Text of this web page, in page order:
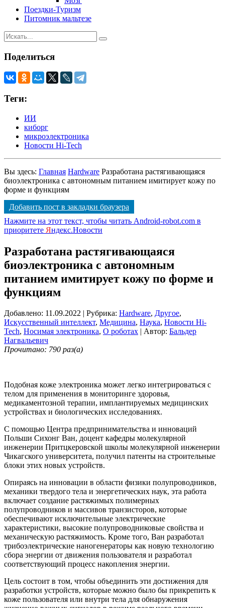
Поездки-Туризм
Питомник мальтезе
Поделиться
Теги:
ИИ
киборг
микроэлектроника
Новости Hi-Tech
Вы здесь: Главная Hardware Разработана растягивающаяся
биоэлектроника с автономным питанием имитирует кожу по
форме и функциям
Добавить пост в закладки браузера
Нажмите на этот текст, чтобы читать Android-robot.com в
приоритете Яндекс.Новости
Разработана растягивающаяся
биоэлектроника с автономным
питанием имитирует кожу по форме и
функциям
Добавлено: 11.09.2022 | Рубрика: Hardware, Другое,
Искусственный интеллект, Медицина, Наука, Новости Hi-
Tech, Носимая электроника, О роботах | Автор: Бальдер
Нагвальевич
Прочитано: 790 раз(а)
Подобная коже электроника может легко интегрироваться с
телом для применения в мониторинге здоровья,
медикаментозной терапии, имплантируемых медицинских
устройствах и биологических исследованиях.
С помощью Центра предпринимательства и инноваций
Польши Сихонг Ван, доцент кафедры молекулярной
инженерии Притцкеровской школы молекулярной инженерии
Чикагского университета, получил патенты на строительные
блоки этих новых устройств.
Опираясь на инновации в области физики полупроводников,
механики твердого тела и энергетических наук, эта работа
включает создание растяжимых полимерных
полупроводников и массивов транзисторов, которые
обеспечивают исключительные электрические
характеристики, высокие полупроводниковые свойства и
механическую растяжимость. Кроме того, Ван разработал
трибоэлектрические наногенераторы как новую технологию
сбора энергии от движения пользователя и разработал
соответствующий процесс накопления энергии.
Цель состоит в том, чтобы объединить эти достижения для
разработки устройств, которые можно было бы прикрепить к
коже пользователя или внутри тела для обнаружения